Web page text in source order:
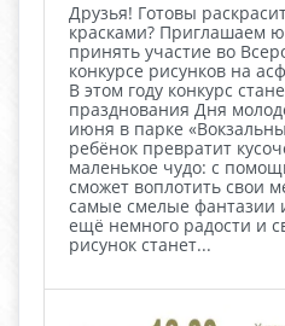
Друзья! Готовы
красками? Приглашаем
принять участие во
конкурсе рисунков на
В этом году конкурс
празднования Дня
июня в парке
ребёнок превратит
маленькое чудо: с
сможет воплотить свои
самые смелые фантазии
ещё немного радости и
рисунок станет...